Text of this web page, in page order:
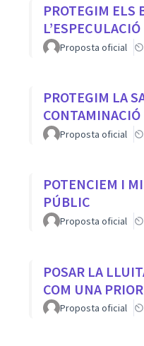
PROTEGIM ELS
L’ESPECULACIÓ
Proposta oficial
PROTEGIM LA
Proposta oficial
POTENCIEM I
PÚBLIC
Proposta oficial
POSAR LA
COM UNA
Proposta oficial